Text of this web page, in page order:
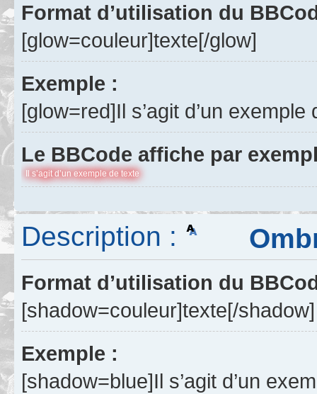
Format d’utilisation du
[glow=couleur]texte[/glow]
Exemple :
[glow=red]Il s’agit d’un
Le BBCode affiche par
Il s’agit d’un exemple de texte
Description :
Format d’utilisation du
[shadow=couleur]texte[/shadow]
Exemple :
[shadow=blue]Il s’agit d’un